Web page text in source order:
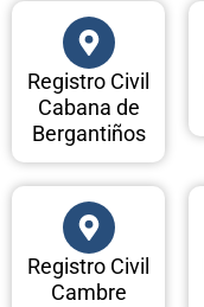
Registro Civil
Cabana de
Bergantiños
Registro Civil
Cambre